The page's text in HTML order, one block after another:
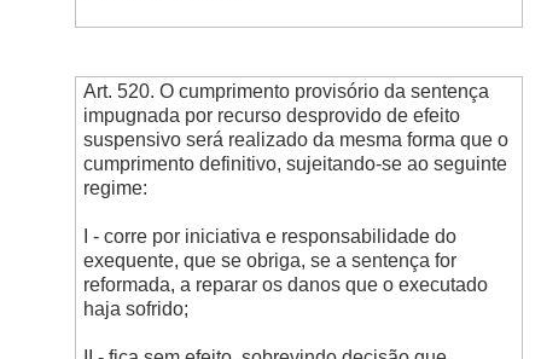
Art. 520. O cumprimento provisório da sentença
impugnada por recurso desprovido de efeito
suspensivo será realizado da mesma forma que o
cumprimento definitivo, sujeitando-se ao seguinte
regime:
I - corre por iniciativa e responsabilidade do
exequente, que se obriga, se a sentença for
reformada, a reparar os danos que o executado
haja sofrido;